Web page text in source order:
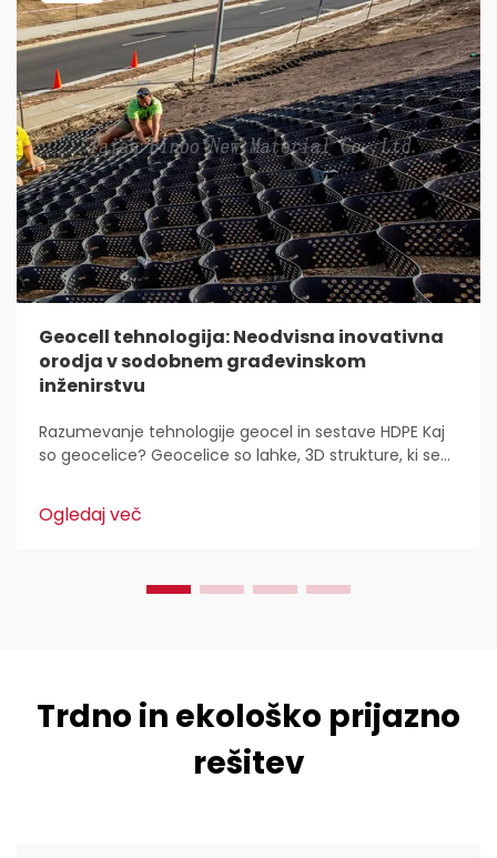
Geocell tehnologija: Neodvisna inovativna
orodja v sodobnem građevinskom
inženirstvu
Razumevanje tehnologije geocel in sestave HDPE Kaj
so geocelice? Geocelice so lahke, 3D strukture, ki se
gradbeništvu. Inženirji civilne zaščite jih imajo radi,
ker...
Ogledaj več
Trdno in ekološko prijazno
rešitev